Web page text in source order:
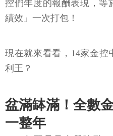
控們年度的報酬表現，等
績效」一次打包！
現在就來看看，14家金控
利王？
盆滿缽滿！全數
一整年